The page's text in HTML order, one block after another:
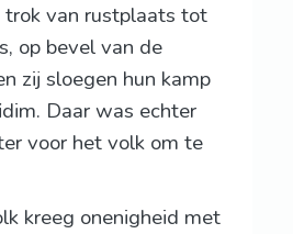
trok van rustplaats tot
op bevel van de
zij sloegen hun kamp
Daar was echter
voor het volk om te
kreeg onenigheid met